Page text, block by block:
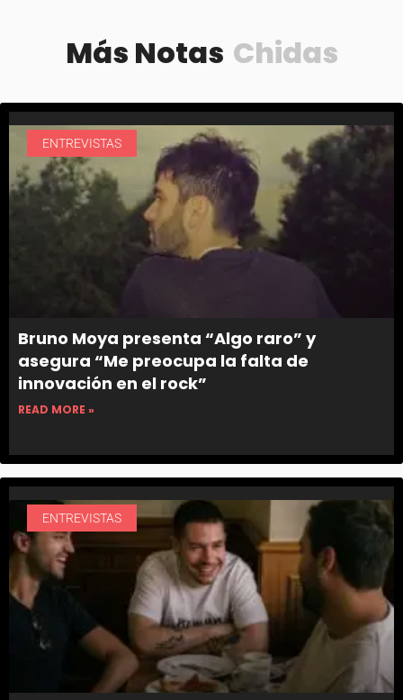
Más Notas Chidas
ENTREVISTAS
Bruno Moya presenta “Algo raro” y
asegura “Me preocupa la falta de
innovación en el rock”
READ MORE »
ENTREVISTAS